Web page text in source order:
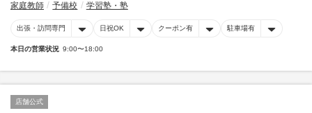
家庭教師 予備校 学習塾・塾
出張・訪問専門 日祝OK クーポン有 駐車場有
本日の営業状況 9:00〜18:00
店舗公式